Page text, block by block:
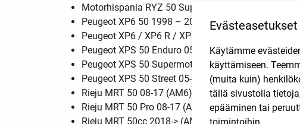
Motorhispania RYZ 50 Supermotard 04- (AM6)
Peugeot XP6 50 1998 – 2015 (AM6)
Peugeot XP6 / XP6 R / XP6 Enduro 50 2026-> (AM6)
Peugeot XPS 50 Enduro 05-12(AM6)
Peugeot XPS 50 Supermotard 05- (AM6)
Peugeot XPS 50 Street 05- (AM6)
Rieju MRT 50 08-17 (AM6)
Rieju MRT 50 Pro 08-17 (AM6)
Rieju MRT 50cc 2018-> (AM6)
Evästeasetukset
Käytämme
käyttämiseen.
(muita kuin)
tällä sivustolla
epääminen tai